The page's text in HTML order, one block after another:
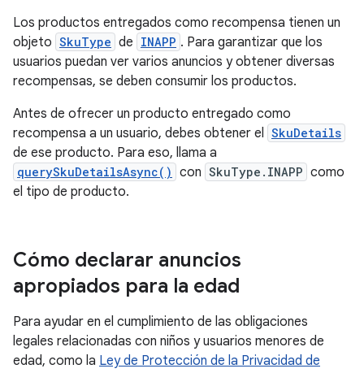
Los productos entregados como recompensa tienen un
objeto SkuType de INAPP . Para garantizar que los
usuarios puedan ver varios anuncios y obtener diversas
recompensas, se deben consumir los productos.
Antes de ofrecer un producto entregado como
recompensa a un usuario, debes obtener el SkuDetails
de ese producto. Para eso, llama a
querySkuDetailsAsync() con SkuType.INAPP como
el tipo de producto.
Cómo declarar anuncios
apropiados para la edad
Para ayudar en el cumplimiento de las obligaciones
legales relacionadas con niños y usuarios menores de
edad, como la Ley de Protección de la Privacidad de